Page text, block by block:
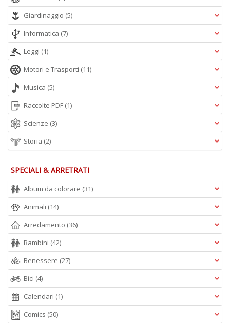
Giardinaggio (5)
Informatica (7)
Leggi (1)
Motori e Trasporti (11)
Musica (5)
Raccolte PDF (1)
Scienze (3)
Storia (2)
SPECIALI & ARRETRATI
Album da colorare (31)
Animali (14)
Arredamento (36)
Bambini (42)
Benessere (27)
Bici (4)
Calendari (1)
Comics (50)